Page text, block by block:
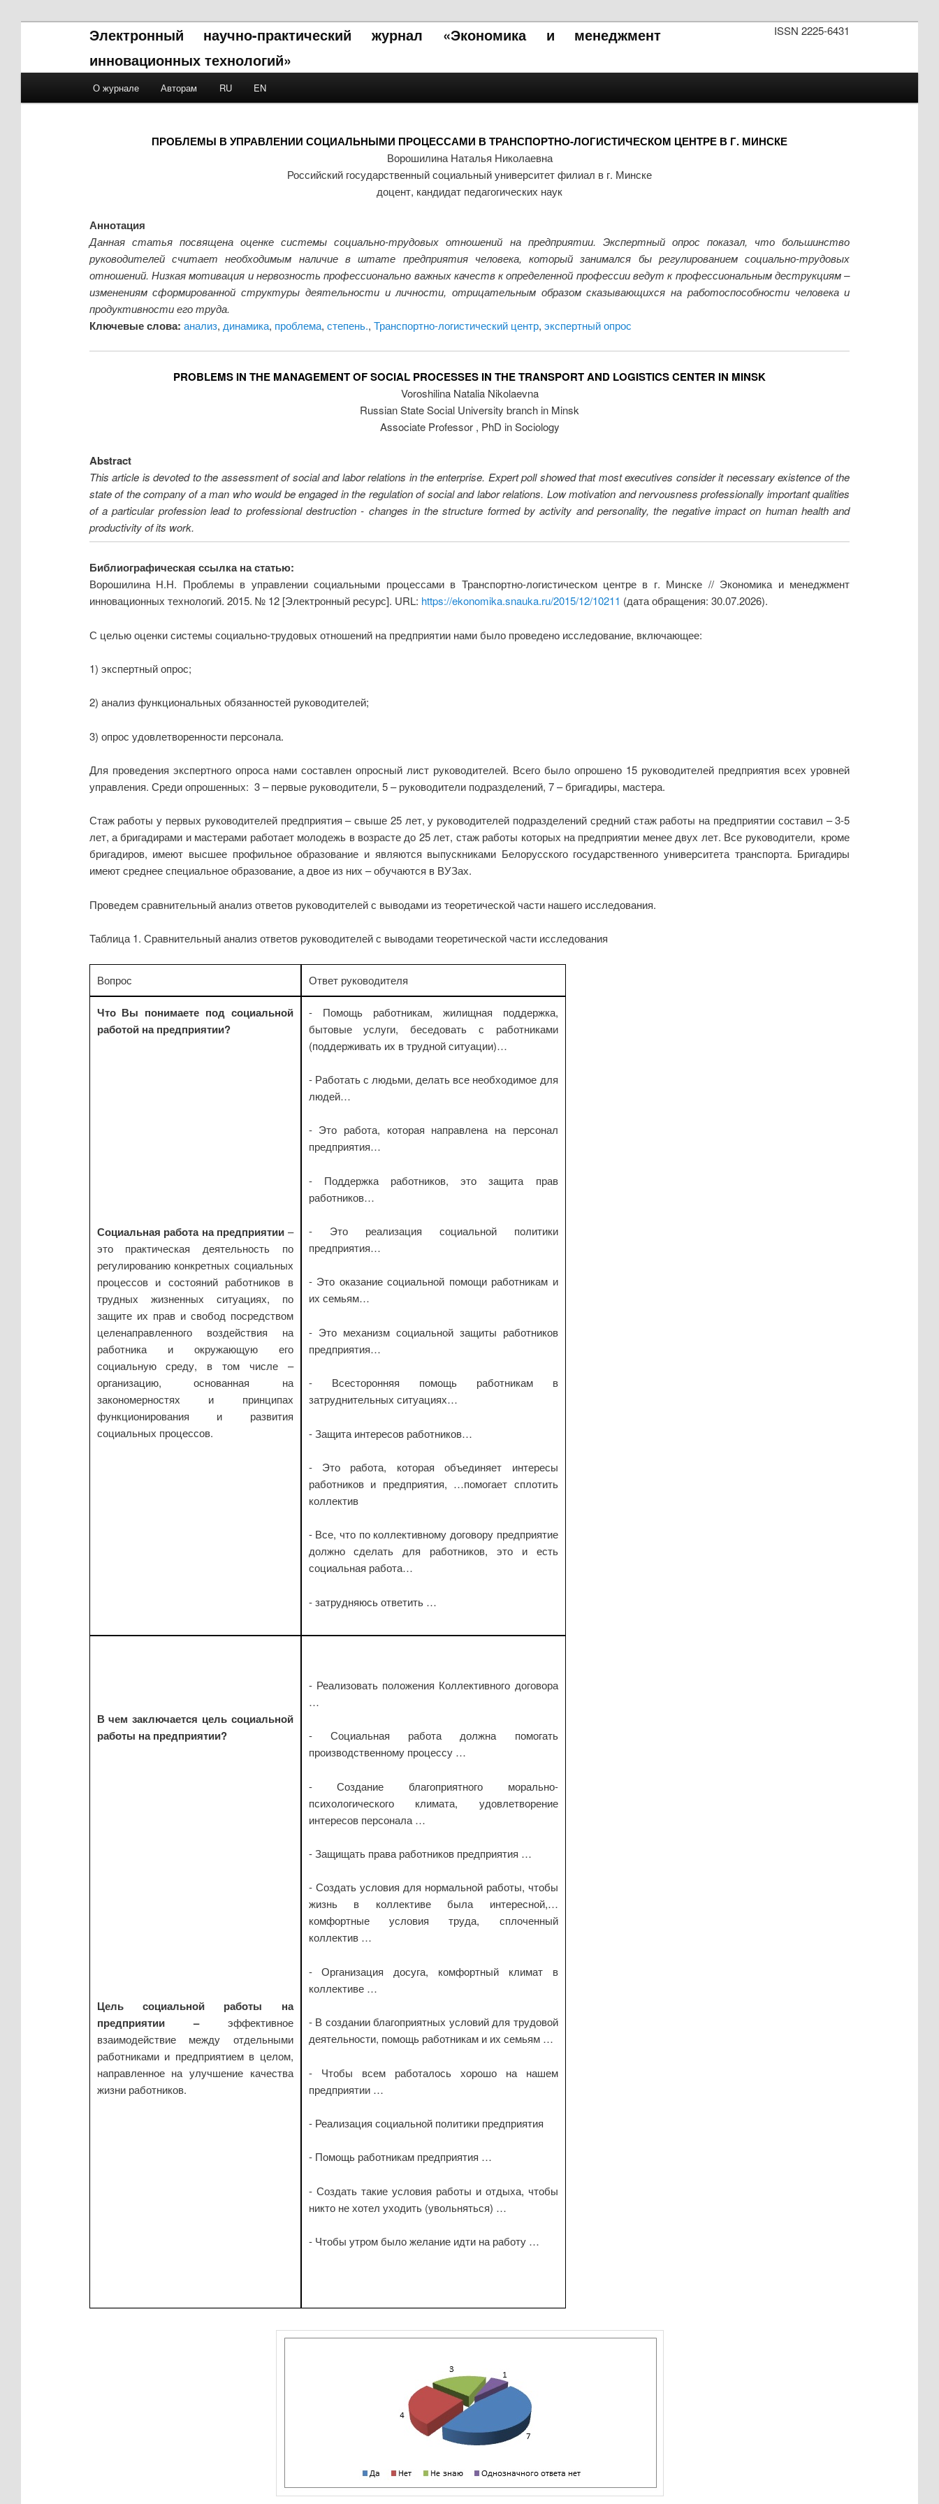
ISSN 2225-6431
Электронный научно-практический журнал «Экономика и менеджмент
инновационных технологий»
Skip to primary content
Skip to secondary content
О журнале Авторам RU EN
ПРОБЛЕМЫ В УПРАВЛЕНИИ СОЦИАЛЬНЫМИ ПРОЦЕССАМИ В ТРАНСПОРТНО-ЛОГИСТИЧЕСКОМ ЦЕНТРЕ В Г. МИНСКЕ
Ворошилина Наталья Николаевна
Российский государственный социальный университет филиал в г. Минске
доцент, кандидат педагогических наук
Аннотация
Данная статья посвящена оценке системы социально-трудовых отношений на предприятии. Экспертный опрос показал, что большинство
руководителей считает необходимым наличие в штате предприятия человека, который занимался бы регулированием социально-трудовых
отношений. Низкая мотивация и нервозность профессионально важных качеств к определенной профессии ведут к профессиональным деструкциям –
изменениям сформированной структуры деятельности и личности, отрицательным образом сказывающихся на работоспособности человека и
продуктивности его труда.
Ключевые слова: анализ, динамика, проблема, степень., Транспортно-логистический центр, экспертный опрос
PROBLEMS IN THE MANAGEMENT OF SOCIAL PROCESSES IN THE TRANSPORT AND LOGISTICS CENTER IN MINSK
Voroshilina Natalia Nikolaevna
Russian State Social University branch in Minsk
Associate Professor , PhD in Sociology
Abstract
This article is devoted to the assessment of social and labor relations in the enterprise. Expert poll showed that most executives consider it necessary existence of the
state of the company of a man who would be engaged in the regulation of social and labor relations. Low motivation and nervousness professionally important qualities
of a particular profession lead to professional destruction - changes in the structure formed by activity and personality, the negative impact on human health and
productivity of its work.
Библиографическая ссылка на статью:
Ворошилина Н.Н. Проблемы в управлении социальными процессами в Транспортно-логистическом центре в г. Минске // Экономика и менеджмент
инновационных технологий. 2015. № 12 [Электронный ресурс]. URL: https://ekonomika.snauka.ru/2015/12/10211 (дата обращения: 30.07.2026).
С целью оценки системы социально-трудовых отношений на предприятии нами было проведено исследование, включающее:
1) экспертный опрос;
2) анализ функциональных обязанностей руководителей;
3) опрос удовлетворенности персонала.
Для проведения экспертного опроса нами составлен опросный лист руководителей. Всего было опрошено 15 руководителей предприятия всех уровней
управления. Среди опрошенных: 3 – первые руководители, 5 – руководители подразделений, 7 – бригадиры, мастера.
Стаж работы у первых руководителей предприятия – свыше 25 лет, у руководителей подразделений средний стаж работы на предприятии составил – 3-5
лет, а бригадирами и мастерами работает молодежь в возрасте до 25 лет, стаж работы которых на предприятии менее двух лет. Все руководители, кроме
бригадиров, имеют высшее профильное образование и являются выпускниками Белорусского государственного университета транспорта. Бригадиры
имеют среднее специальное образование, а двое из них – обучаются в ВУЗах.
Проведем сравнительный анализ ответов руководителей с выводами из теоретической части нашего исследования.
Таблица 1. Сравнительный анализ ответов руководителей с выводами теоретической части исследования
Вопрос Ответ руководителя
Что Вы понимаете под социальной
работой на предприятии?
Социальная работа на предприятии –
это практическая деятельность по
регулированию конкретных социальных
процессов и состояний работников в
трудных жизненных ситуациях, по
защите их прав и свобод посредством
целенаправленного воздействия на
работника и окружающую его
социальную среду, в том числе –
организацию, основанная на
закономерностях и принципах
функционирования и развития
социальных процессов.
- Помощь работникам, жилищная поддержка,
бытовые услуги, беседовать с работниками
(поддерживать их в трудной ситуации)…
- Работать с людьми, делать все необходимое для
людей…
- Это работа, которая направлена на персонал
предприятия…
- Поддержка работников, это защита прав
работников…
- Это реализация социальной политики
предприятия…
- Это оказание социальной помощи работникам и
их семьям…
- Это механизм социальной защиты работников
предприятия…
- Всесторонняя помощь работникам в
затруднительных ситуациях…
- Защита интересов работников…
- Это работа, которая объединяет интересы
работников и предприятия, …помогает сплотить
коллектив
- Все, что по коллективному договору предприятие
должно сделать для работников, это и есть
социальная работа…
- затрудняюсь ответить …
В чем заключается цель социальной
работы на предприятии?
Цель социальной работы на
предприятии – эффективное
взаимодействие между отдельными
работниками и предприятием в целом,
направленное на улучшение качества
жизни работников.
- Реализовать положения Коллективного договора
…
- Социальная работа должна помогать
производственному процессу …
- Создание благоприятного морально-
психологического климата, удовлетворение
интересов персонала …
- Защищать права работников предприятия …
- Создать условия для нормальной работы, чтобы
жизнь в коллективе была интересной,…
комфортные условия труда, сплоченный
коллектив …
- Организация досуга, комфортный климат в
коллективе …
- В создании благоприятных условий для трудовой
деятельности, помощь работникам и их семьям …
- Чтобы всем работалось хорошо на нашем
предприятии …
- Реализация социальной политики предприятия
- Помощь работникам предприятия …
- Создать такие условия работы и отдыха, чтобы
никто не хотел уходить (увольняться) …
- Чтобы утром было желание идти на работу …